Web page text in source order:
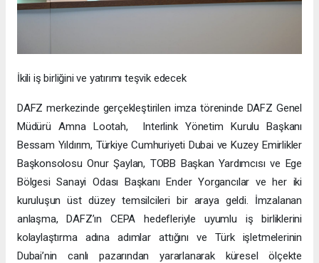
İkili iş birliğini ve yatırımı teşvik edecek
DAFZ merkezinde gerçekleştirilen imza töreninde DAFZ Genel
Müdürü Amna Lootah, Interlink Yönetim Kurulu Başkanı
Bessam Yıldırım, Türkiye Cumhuriyeti Dubai ve Kuzey Emirlikler
Başkonsolosu Onur Şaylan, TOBB Başkan Yardımcısı ve Ege
Bölgesi Sanayi Odası Başkanı Ender Yorgancılar ve her iki
kuruluşun üst düzey temsilcileri bir araya geldi. İmzalanan
anlaşma, DAFZ’ın CEPA hedefleriyle uyumlu iş birliklerini
kolaylaştırma adına adımlar attığını ve Türk işletmelerinin
Dubai’nin canlı pazarından yararlanarak küresel ölçekte